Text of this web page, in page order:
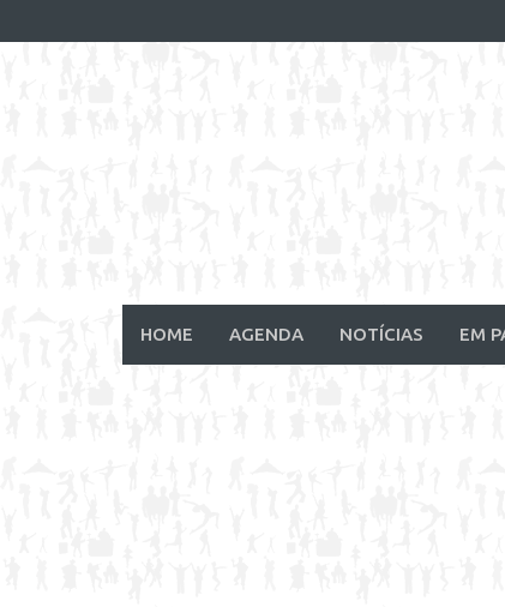
to
HOME AGENDA NOTÍCIAS EM